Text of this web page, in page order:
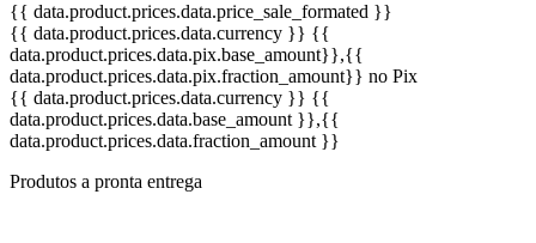
{{ data.product.prices.data.price_sale_formated }}
{{ data.product.prices.data.currency }} {{
data.product.prices.data.pix.base_amount}},{{
data.product.prices.data.pix.fraction_amount}} no Pix
{{ data.product.prices.data.currency }} {{
data.product.prices.data.base_amount }},{{
data.product.prices.data.fraction_amount }}
Produtos a pronta entrega